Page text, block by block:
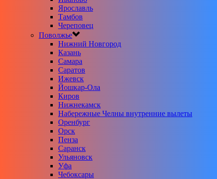
Ярославль
Тамбов
Череповец
Поволжье
Нижний Новгород
Казань
Самара
Саратов
Ижевск
Йошкар-Ола
Киров
Нижнекамск
Набережные Челны внутренние вылеты
Оренбург
Орск
Пенза
Саранск
Ульяновск
Уфа
Чебоксары